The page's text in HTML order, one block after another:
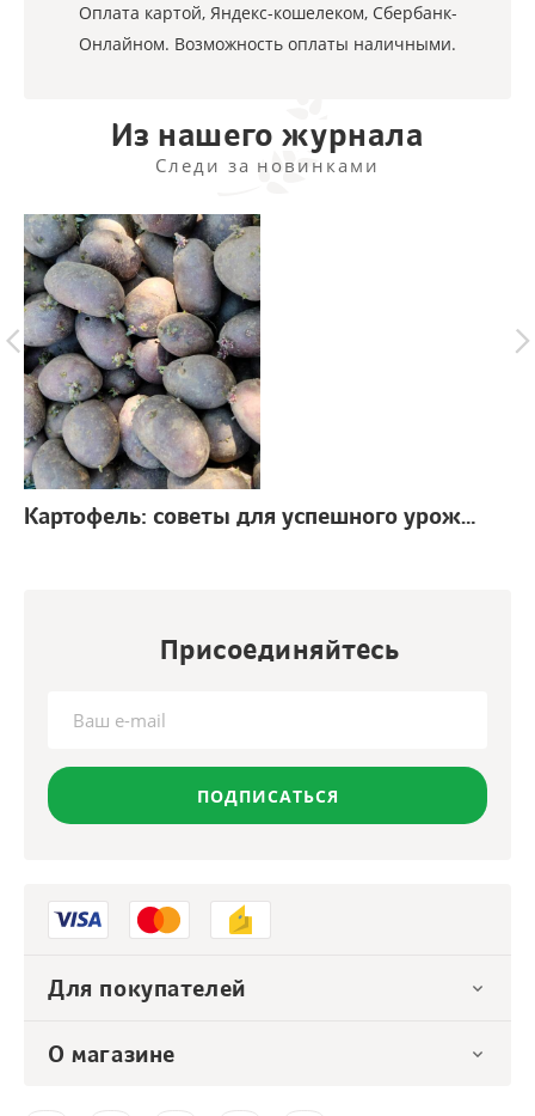
Оплата картой, Яндекс-кошелеком, Сбербанк-
Онлайном. Возможность оплаты наличными.
Из нашего журнала
Следи за новинками
Картофель: советы для успешного урожая
Присоединяйтесь
ПОДПИСАТЬСЯ
Для покупателей
О магазине